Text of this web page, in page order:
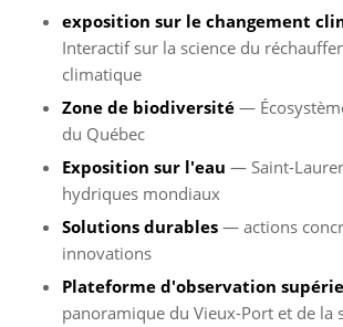
exposition sur le changement
Interactif sur la science du
climatique
Zone de biodiversité—
du Québec
Exposition sur l'eau — Saint-
hydriques mondiaux
Solutions durables— actions
innovations
Plateforme d'observation
panoramique du Vieux-Port et de la